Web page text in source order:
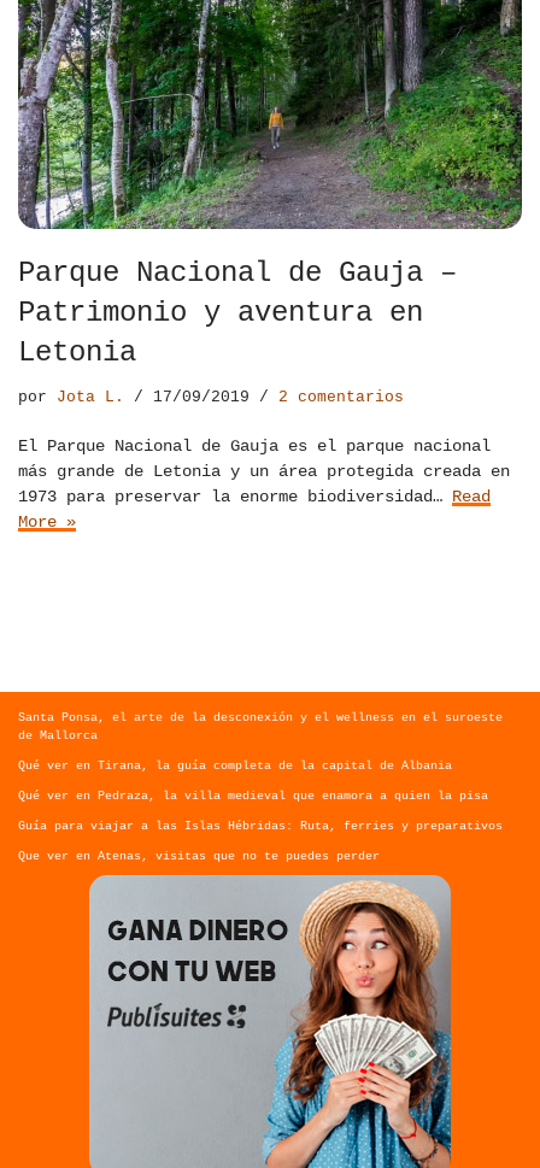
Parque Nacional de Gauja –
Patrimonio y aventura en
Letonia
por Jota L. 17/09/2019 2 comentarios
El Parque Nacional de Gauja es el parque nacional
más grande de Letonia y un área protegida creada en
1973 para preservar la enorme biodiversidad… Read
More »
Santa Ponsa, el arte de la desconexión y el wellness en el suroeste
de Mallorca
Qué ver en Tirana, la guía completa de la capital de Albania
Qué ver en Pedraza, la villa medieval que enamora a quien la pisa
Guía para viajar a las Islas Hébridas: Ruta, ferries y preparativos
Que ver en Atenas, visitas que no te puedes perder